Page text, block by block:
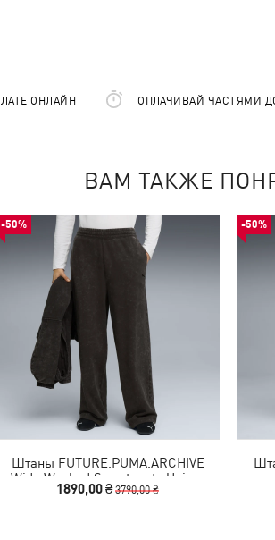
ОНЛАЙН ОПЛАЧИВАЙ ЧАСТЯМИ
ВАМ ТАКЖЕ
-50%
Штаны FUTURE.PUMA.ARCHIVE
Wide Washed Sweatpants Unisex
1890,00 ₴3790,00 ₴
-50%